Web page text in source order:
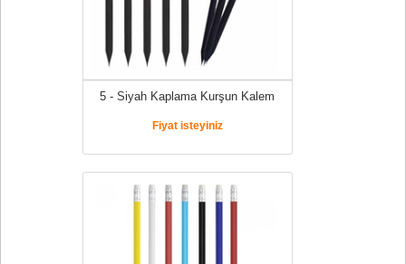
5 - Siyah Kaplama Kurşun Kalem
Fiyat isteyiniz